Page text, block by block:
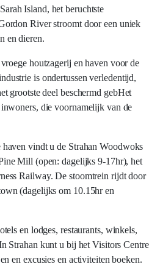
Island, het beruchtste
River stroomt door een uniek
en dieren.
houtzagerij en haven voor de
is ondertussen verledentijd,
grootste deel beschermd gebHet
die voornamelijk van de
vindt u de Strahan Woodwoks
Mill (open: dagelijks 9-17hr), het
Railway. De stoomtrein rijdt door
(dagelijks om 10.15hr en
en lodges, restaurants, winkels,
Strahan kunt u bij het Visitors Centre
en excusies en activiteiten boeken.